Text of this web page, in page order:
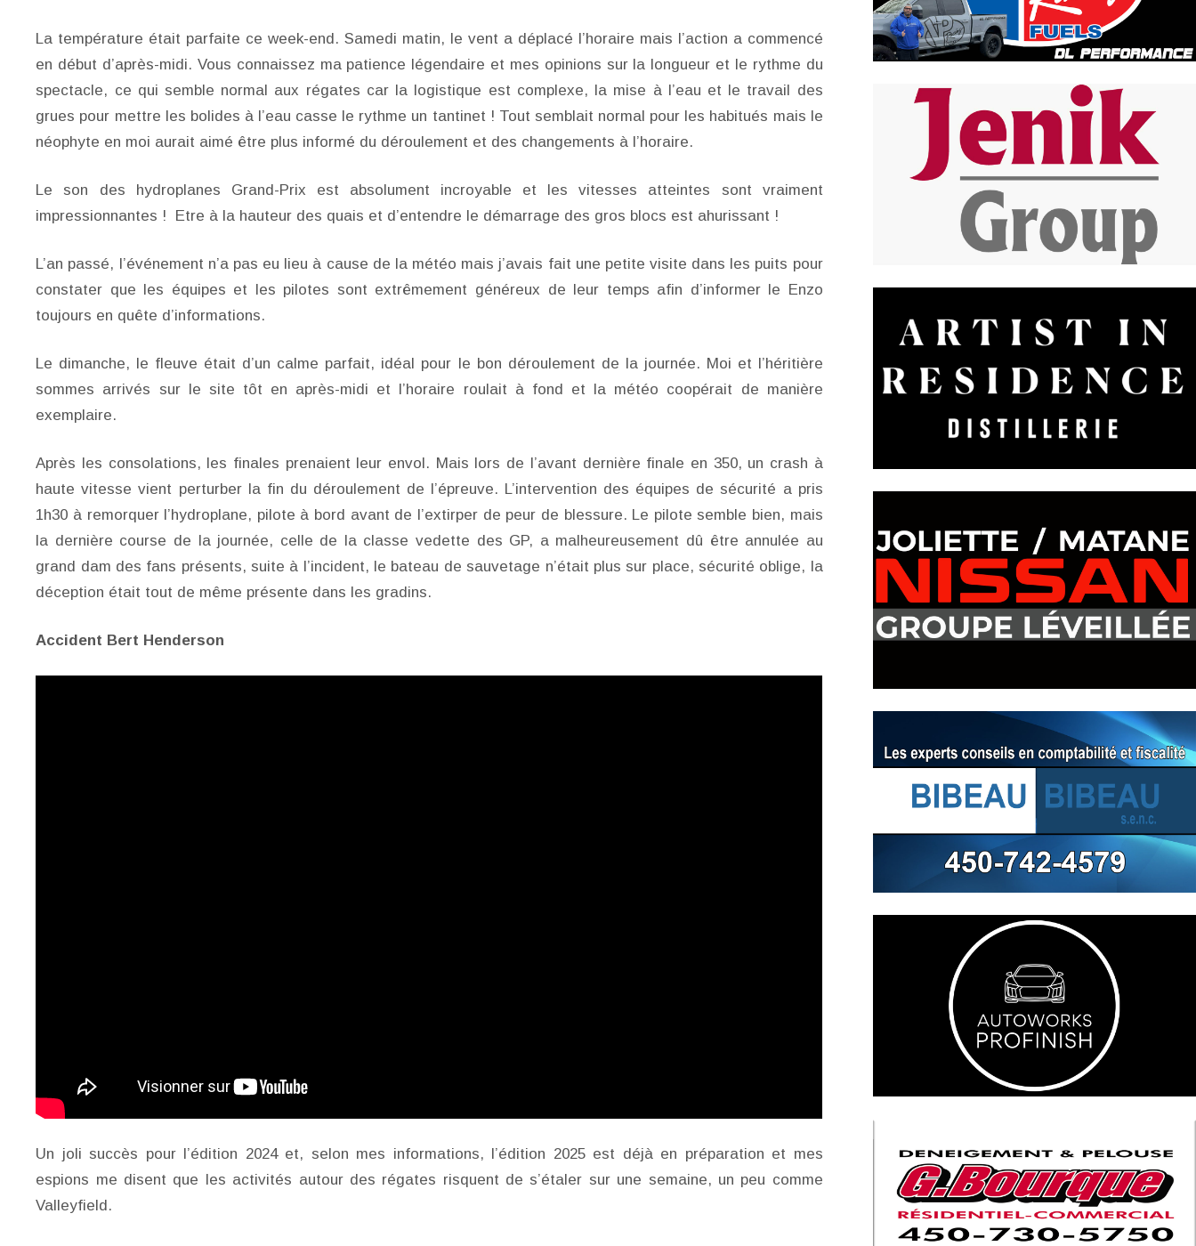
La température était parfaite ce week-end. Samedi matin, le vent a déplacé l’horaire mais l’action a commencé
en début d’après-midi. Vous connaissez ma patience légendaire et mes opinions sur la longueur et le rythme du
spectacle, ce qui semble normal aux régates car la logistique est complexe, la mise à l’eau et le travail des
grues pour mettre les bolides à l’eau casse le rythme un tantinet ! Tout semblait normal pour les habitués mais le
néophyte en moi aurait aimé être plus informé du déroulement et des changements à l’horaire.
Le son des hydroplanes Grand-Prix est absolument incroyable et les vitesses atteintes sont vraiment
impressionnantes ! Etre à la hauteur des quais et d’entendre le démarrage des gros blocs est ahurissant !
L’an passé, l’événement n’a pas eu lieu à cause de la météo mais j’avais fait une petite visite dans les puits pour
constater que les équipes et les pilotes sont extrêmement généreux de leur temps afin d’informer le Enzo
toujours en quête d’informations.
Le dimanche, le fleuve était d’un calme parfait, idéal pour le bon déroulement de la journée. Moi et l’héritière
sommes arrivés sur le site tôt en après-midi et l’horaire roulait à fond et la météo coopérait de manière
exemplaire.
Après les consolations, les finales prenaient leur envol. Mais lors de l’avant dernière finale en 350, un crash à
haute vitesse vient perturber la fin du déroulement de l’épreuve. L’intervention des équipes de sécurité a pris
1h30 à remorquer l’hydroplane, pilote à bord avant de l’extirper de peur de blessure. Le pilote semble bien, mais
la dernière course de la journée, celle de la classe vedette des GP, a malheureusement dû être annulée au
grand dam des fans présents, suite à l’incident, le bateau de sauvetage n’était plus sur place, sécurité oblige, la
déception était tout de même présente dans les gradins.
Accident Bert Henderson
Un joli succès pour l’édition 2024 et, selon mes informations, l’édition 2025 est déjà en préparation et mes
espions me disent que les activités autour des régates risquent de s’étaler sur une semaine, un peu comme
Valleyfield.